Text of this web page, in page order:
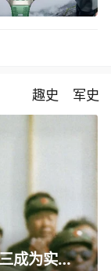
趣史 军史
1978年邓小平如何从党内排名第三成为实际核心？